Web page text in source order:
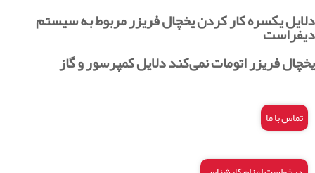
دلایل یکسره کار کردن یخچال فریزر مربوط به سیستم
دیفراست
یخچال فریزر اتومات نمی‌کند دلایل کمپرسور و گاز
تماس با ما